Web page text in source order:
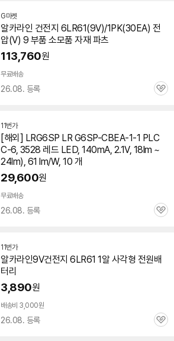
G마켓
알카라인 건전지 6LR61(9V)/1PK(30EA) 전
압(V) 9 부품 소모품 자재 파츠
113,760원
무료배송
26.08. 등록
관
11번가
[해외] LRG6SP LR G6SP-CBEA-1-1 PLC
C-6, 3528 레드 LED, 140mA, 2.1V, 18lm ~
24lm), 61 lm/W, 10 개
29,600원
무료배송
26.08. 등록
관
11번가
알카라인9V건전지 6LR61 1알 사각형 전원배
터리
3,890원
배송비 3,000원
26.08. 등록
관